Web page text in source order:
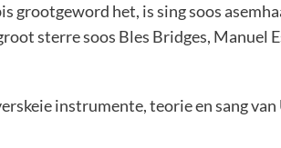
grootgeword het, is sing soos
sterre soos Bles Bridges, Manuel
instrumente, teorie en sang